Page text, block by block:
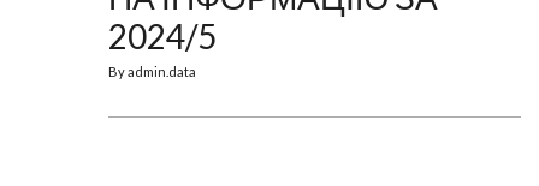
2024/5
Byadmin.data